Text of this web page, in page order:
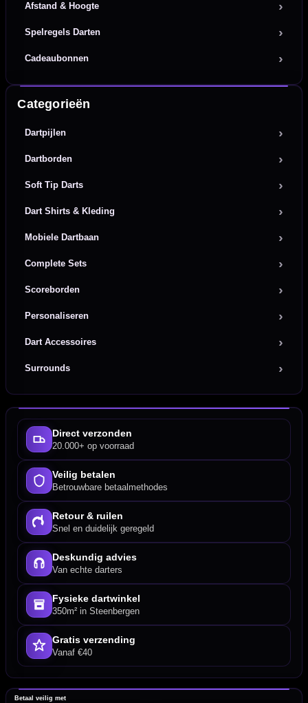
Afstand & Hoogte
Spelregels Darten
Cadeaubonnen
Categorieën
Dartpijlen
Dartborden
Soft Tip Darts
Dart Shirts & Kleding
Mobiele Dartbaan
Complete Sets
Scoreborden
Personaliseren
Dart Accessoires
Surrounds
Direct verzonden
20.000+ op voorraad
Veilig betalen
Betrouwbare betaalmethodes
Retour & ruilen
Snel en duidelijk geregeld
Deskundig advies
Van echte darters
Fysieke dartwinkel
350m² in Steenbergen
Gratis verzending
Vanaf €40
Betaal veilig met